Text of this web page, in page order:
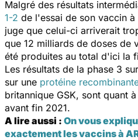
Malgré des résultats
1-2 de l'essai de son vaccin à
juge que celui-ci arriverait
que 12 milliards de doses de
été produites au total d'ici la
Les résultats de la phase 3 sur
sur une protéine
britannique GSK, sont quant
avant fin 2021.
A lire aussi : On vous
exactement les vaccins à